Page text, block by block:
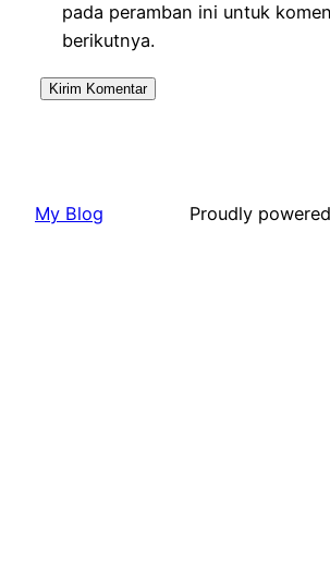
pada peramban ini untuk
berikutnya.
My Blog Proudly